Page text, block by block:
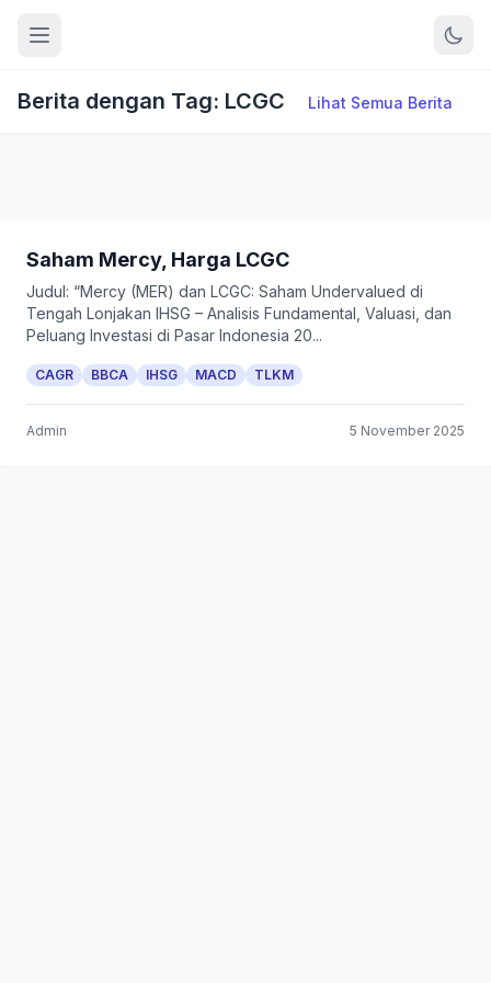
Berita dengan Tag: LCGC Lihat Semua Berita
Saham Mercy, Harga LCGC
Judul: “Mercy (MER) dan LCGC: Saham Undervalued di
Tengah Lonjakan IHSG – Analisis Fundamental, Valuasi, dan
Peluang Investasi di Pasar Indonesia 20...
CAGR BBCA IHSG MACD TLKM
Admin 5 November 2025